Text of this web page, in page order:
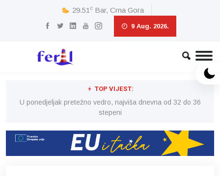
29.51 c Bar, Crna Gora
9 Aug. 2026.
TOP VIJEST:
U ponedjeljak pretežno vedro, najviša dnevna od 32 do 36
stepeni